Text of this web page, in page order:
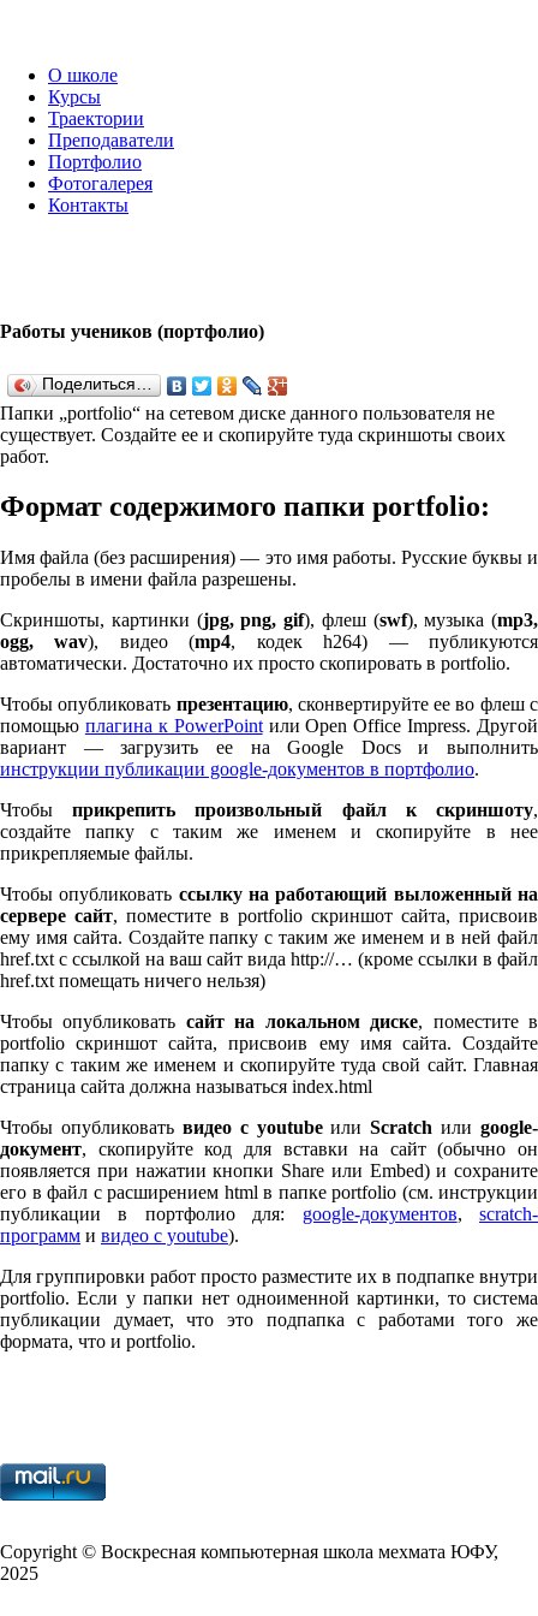
О школе
Курсы
Траектории
Преподаватели
Портфолио
Фотогалерея
Контакты
Работы учеников (портфолио)
Поделиться…
Папки „port­fo­lio“ на сетевом диске данного пользователя не
существует. Создайте ее и скопируйте туда скриншоты своих
работ.
Формат содержимого папки port­fo­lio:
Имя файла (без расширения) — это имя работы. Русские буквы и
пробелы в имени файла разрешены.
Скриншоты, картинки (jpg, png, gif), флеш (swf), музыка (mp3,
ogg, wav), видео (mp4, кодек h264) — публикуются
автоматически. Достаточно их просто скопировать в port­fo­lio.
Чтобы опубликовать презентацию, сконвертируйте ее во флеш с
помощью плагина к Pow­er­Pointили Open Office Impress. Другой
вариант — загрузить ее на Google Docs и выполнить
инструкции публикации google-документов в портфолио.
Чтобыприкрепить произвольный файл к скриншоту,
создайте папку с таким же именем и скопируйте в нее
прикрепляемые файлы.
Чтобы опубликовать ссылку на работающий выложенный на
сервере сайт, поместите в port­fo­lio скриншот сайта, присвоив
ему имя сайта. Создайте папку с таким же именем и в ней файл
href.txt с ссылкой на ваш сайт вида http://… (кроме ссылки в файл
href.txt помещать ничего нельзя)
Чтобы опубликовать сайт на локальном диске, поместите в
port­fo­lio скриншот сайта, присвоив ему имя сайта. Создайте
папку с таким же именем и скопируйте туда свой сайт. Главная
страница сайта должна называться index.html
Чтобы опубликовать видео с youtubeилиScratch или google-
документ, скопируйте код для вставки на сайт (обычно он
появляется при нажатии кнопки Share или Embed) и сохраните
его в файл с расширением html в папке port­fo­lio (см. инструкции
публикации в портфолио для: google-документов,scratch-
программ и видео с youtube).
Для группировки работ просто разместите их в подпапке внутри
port­fo­lio. Если у папки нет одноименной картинки, то система
публикации думает, что это подпапка с работами того же
формата, что и port­fo­lio.
Copy­right © Воскресная компьютерная школа мехмата ЮФУ,
2025